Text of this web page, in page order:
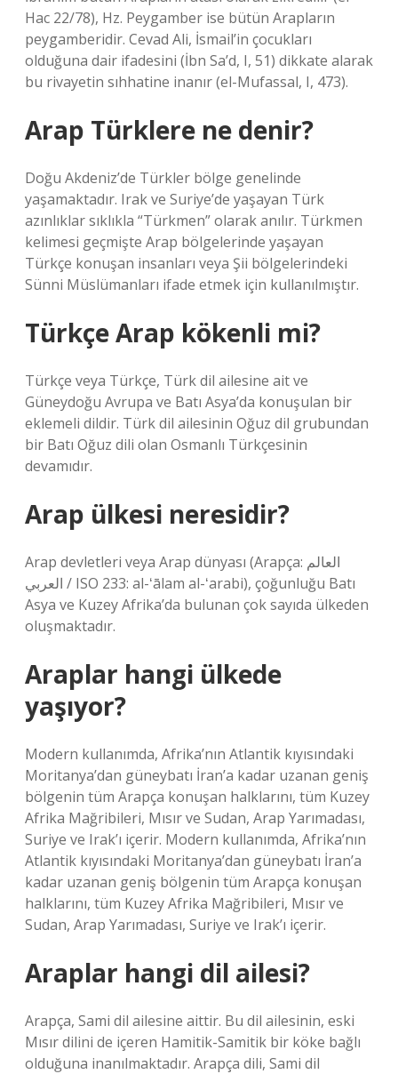
Hac 22/78), Hz. Peygamber ise bütün Arapların
peygamberidir. Cevad Ali, İsmail’in çocukları
olduğuna dair ifadesini (İbn Sa’d, I, 51) dikkate alarak
bu rivayetin sıhhatine inanır (el-Mufassal, I, 473).
Arap Türklere ne denir?
Doğu Akdeniz’de Türkler bölge genelinde
yaşamaktadır. Irak ve Suriye’de yaşayan Türk
azınlıklar sıklıkla “Türkmen” olarak anılır. Türkmen
kelimesi geçmişte Arap bölgelerinde yaşayan
Türkçe konuşan insanları veya Şii bölgelerindeki
Sünni Müslümanları ifade etmek için kullanılmıştır.
Türkçe Arap kökenli mi?
Türkçe veya Türkçe, Türk dil ailesine ait ve
Güneydoğu Avrupa ve Batı Asya’da konuşulan bir
eklemeli dildir. Türk dil ailesinin Oğuz dil grubundan
bir Batı Oğuz dili olan Osmanlı Türkçesinin
devamıdır.
Arap ülkesi neresidir?
Arap devletleri veya Arap dünyası (Arapça: العالم
العربي / ISO 233: al-ʻālam al-ʻarabi), çoğunluğu Batı
Asya ve Kuzey Afrika’da bulunan çok sayıda ülkeden
oluşmaktadır.
Araplar hangi ülkede
yaşıyor?
Modern kullanımda, Afrika’nın Atlantik kıyısındaki
Moritanya’dan güneybatı İran’a kadar uzanan geniş
bölgenin tüm Arapça konuşan halklarını, tüm Kuzey
Afrika Mağribileri, Mısır ve Sudan, Arap Yarımadası,
Suriye ve Irak’ı içerir. Modern kullanımda, Afrika’nın
Atlantik kıyısındaki Moritanya’dan güneybatı İran’a
kadar uzanan geniş bölgenin tüm Arapça konuşan
halklarını, tüm Kuzey Afrika Mağribileri, Mısır ve
Sudan, Arap Yarımadası, Suriye ve Irak’ı içerir.
Araplar hangi dil ailesi?
Arapça, Sami dil ailesine aittir. Bu dil ailesinin, eski
Mısır dilini de içeren Hamitik-Samitik bir köke bağlı
olduğuna inanılmaktadır. Arapça dili, Sami dil